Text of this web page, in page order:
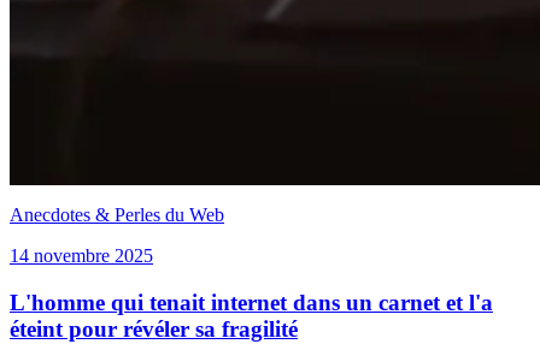
Anecdotes & Perles du Web
14 novembre 2025
L'homme qui tenait internet dans un carnet et l'a
éteint pour révéler sa fragilité